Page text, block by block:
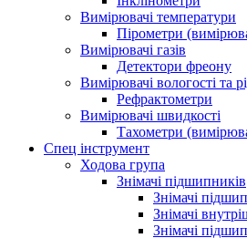
Вимірювачі температури
Пірометри
Вимірювачі газів
Детектори фреону
Вимірювачі вологості та
Рефрактометри
Вимірювачі швидкості
Тахометри
Спец інструмент
Ходова група
Знімачі підшипників
Знімачі
Знімачі
Знімачі